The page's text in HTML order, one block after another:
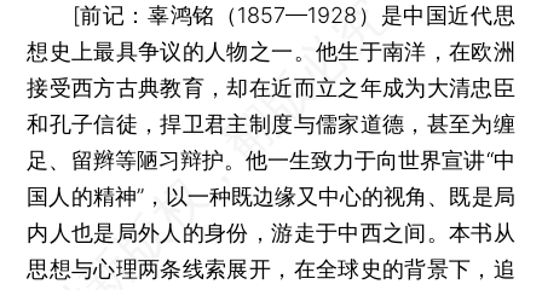
[前记： 辜鸿铭（1857—1928）是中国近代思
想史上最具争议的人物之一。他生于南洋，在欧洲
接受西方古典教育，却在近而立之年成为大清忠臣
和孔子信徒，捍卫君主制度与儒家道德，甚至为缠
足、留辫等陋习辩护。他一生致力于向世界宣讲“中
国人的精神”，以一种既边缘又中心的视角、既是局
内人也是局外人的身份，游走于中西之间。本书从
思想与心理两条线索展开，在全球史的背景下，追